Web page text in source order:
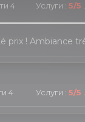
4 Услуги : 5/5
prix ! Ambiance
4 Услуги : 5/5